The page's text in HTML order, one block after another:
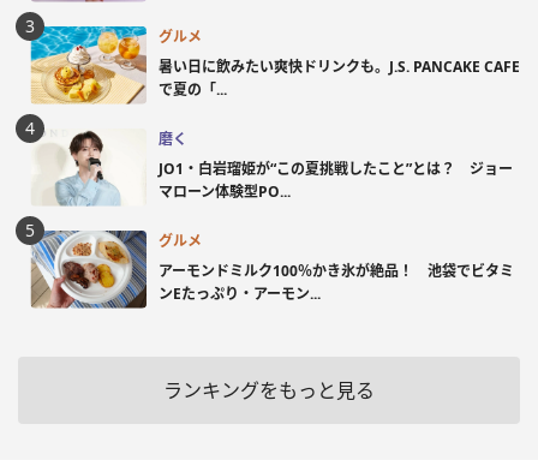
グルメ
暑い日に飲みたい爽快ドリンクも。J.S. PANCAKE CAFE
で夏の「...
磨く
JO1・白岩瑠姫が“この夏挑戦したこと”とは？ ジョー
マローン体験型PO...
グルメ
アーモンドミルク100％かき氷が絶品！ 池袋でビタミ
ンEたっぷり・アーモン...
ランキングをもっと見る